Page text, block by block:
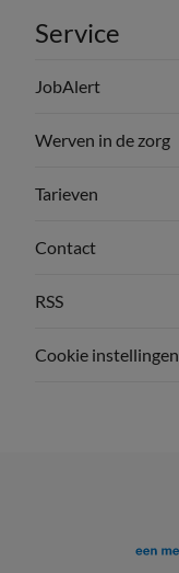
Service
JobAlert
Werven in de zorg
Tarieven
Contact
RSS
Cookie instellingen